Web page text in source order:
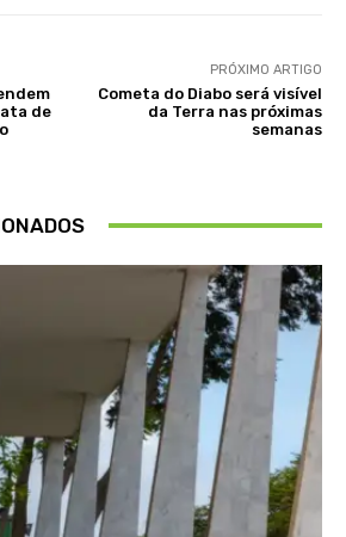
de
PRÓXIMO ARTIGO
Cometa do Diabo será visível
da Terra nas próximas
semanas